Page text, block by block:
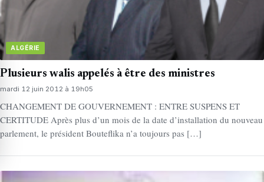
ALGÉRIE
Plusieurs walis appelés à être des ministres
mardi 12 juin 2012 à 19h05
CHANGEMENT DE GOUVERNEMENT : ENTRE SUSPENS ET
CERTITUDE Après plus d’un mois de la date d’installation du nouveau
parlement, le président Bouteflika n’a toujours pas […]